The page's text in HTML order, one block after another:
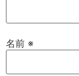
名前 ※